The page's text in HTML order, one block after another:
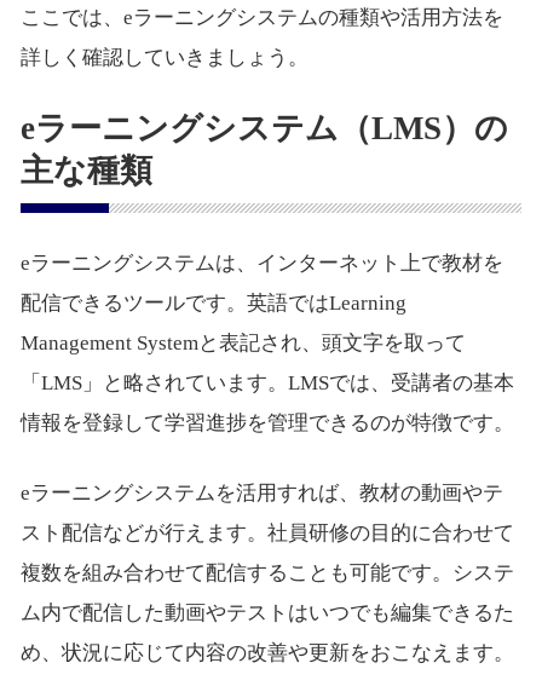
ここでは、eラーニングシステムの種類や活用方法を
詳しく確認していきましょう。
eラーニングシステム（LMS）の
主な種類
eラーニングシステムは、インターネット上で教材を
配信できるツールです。英語ではLearning
Management Systemと表記され、頭文字を取って
「LMS」と略されています。LMSでは、受講者の基本
情報を登録して学習進捗を管理できるのが特徴です。
eラーニングシステムを活用すれば、教材の動画やテ
スト配信などが行えます。社員研修の目的に合わせて
複数を組み合わせて配信することも可能です。システ
ム内で配信した動画やテストはいつでも編集できるた
め、状況に応じて内容の改善や更新をおこなえます。